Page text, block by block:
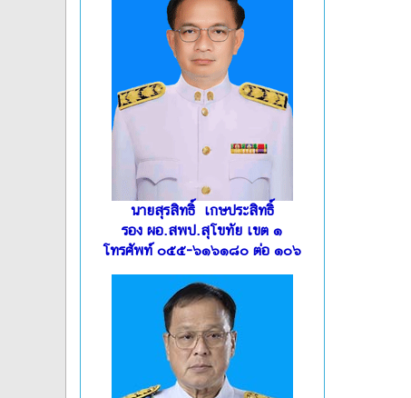
นายสุรสิทธิ์ เกษประสิทธิ์
รอง ผอ.สพป.สุโขทัย เขต ๑
โทรศัพท์ ๐๕๕-๖๑๖๑๘๐ ต่อ ๑๐๖